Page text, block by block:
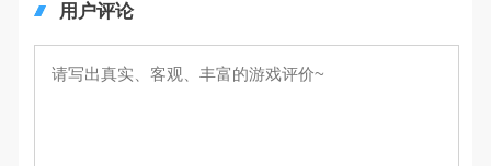
用户评论